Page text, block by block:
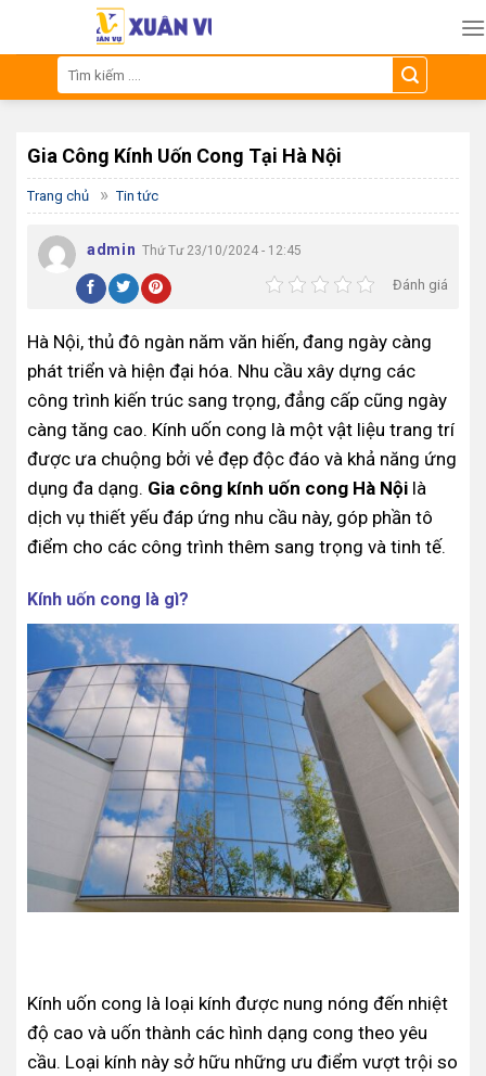
Gia Công Kính Uốn Cong Tại Hà Nội
Trang chủ » Tin tức
admin Thứ Tư 23/10/2024 - 12:45
Đánh giá
Hà Nội, thủ đô ngàn năm văn hiến, đang ngày càng
phát triển và hiện đại hóa. Nhu cầu xây dựng các
công trình kiến trúc sang trọng, đẳng cấp cũng ngày
càng tăng cao. Kính uốn cong là một vật liệu trang trí
được ưa chuộng bởi vẻ đẹp độc đáo và khả năng ứng
dụng đa dạng. Gia công kính uốn cong Hà Nội là
dịch vụ thiết yếu đáp ứng nhu cầu này, góp phần tô
điểm cho các công trình thêm sang trọng và tinh tế.
Kính uốn cong là gì?
Kính uốn cong là loại kính được nung nóng đến nhiệt
độ cao và uốn thành các hình dạng cong theo yêu
cầu. Loại kính này sở hữu những ưu điểm vượt trội so